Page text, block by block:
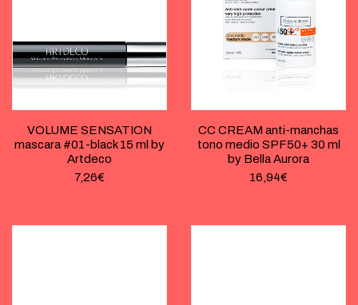
VOLUME SENSATION
mascara #01-black 15 ml by
Artdeco
7,26€
CC CREAM anti-manchas
tono medio SPF50+ 30 ml
by Bella Aurora
16,94€